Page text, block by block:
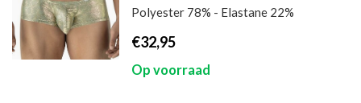
Polyester 78% - Elastane 22%
€32,95
Op voorraad